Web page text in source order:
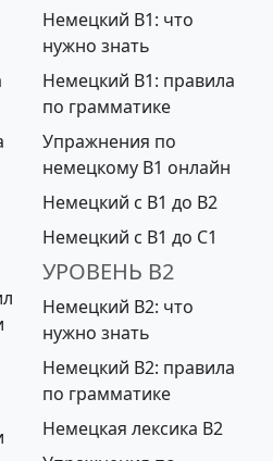
Немецкий B1: что
нужно знать
Немецкий B1: правила
по грамматике
Упражнения по
немецкому B1 онлайн
Немецкий с B1 до B2
Немецкий с B1 до С1
УРОВЕНЬ B2
Немецкий B2: что
нужно знать
Немецкий B2: правила
по грамматике
Немецкая лексика B2